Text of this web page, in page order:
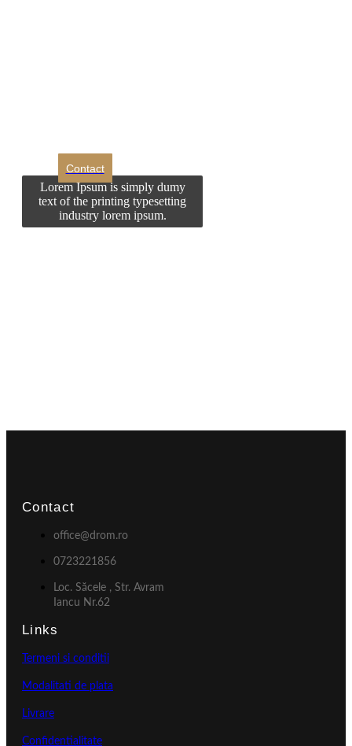
Contact
Lorem Ipsum is simply dumy
text of the printing typesetting
industry lorem ipsum.
Contact
office@drom.ro
0723221856
Loc. Săcele , Str. Avram
Iancu Nr.62
Links
Termeni si conditii
Modalitati de plata
Livrare
Confidentialitate